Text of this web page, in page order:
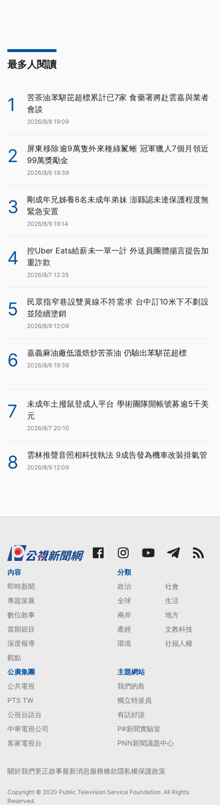
最多人閱讀
1
苦茶油苯駢芘超標累計已7家 食藥署將赴雲嘉與業者
會談
2026/8/8 19:09
2
屏東移除逾9萬隻外來種綠鬣蜥 冠軍獵人7個月領近
99萬獎勵金
2026/8/6 19:39
3
剛成年兄姊養8名未成年弟妹 澎縣認未達保護程度無
緊急安置
2026/8/9 19:14
4
控Uber Eats給薪未一單一計 外送員團體揚言提告加
重詐欺
2026/8/7 12:35
5
民眾指窄巷設雙黃線不符需求 台中訂10米下不劃設
並陸續塗銷
2026/8/9 12:09
6 嘉義麻油廠低溫焙炒苦茶油 仍驗出苯駢芘超標
2026/8/6 19:39
7
未成年土撥鼠登成人平台 學術團隊開帳號募逾5千美
元
2026/8/7 20:10
8 雲林推聲音照相科技執法 9成告發為機車改裝排氣管
2026/8/9 12:09
內容
即時新聞
專題策展
數位敘事
當期節目
深度報導
觀點
分類
政治
社會
全球
生活
兩岸
地方
產經
文教科技
環境
社福人權
公廣集團
公共電視
PTS TW
公視台語台
中華電視公司
客家電視台
主題網站
我們的島
獨立特派員
有話好說
P#新聞實驗室
PNN新聞議題中心
關於我們更正啟事最新消息服務條款隱私權保護政策
Copyright © 2020 Public Television Service Foundation. All Rights
Reserved.